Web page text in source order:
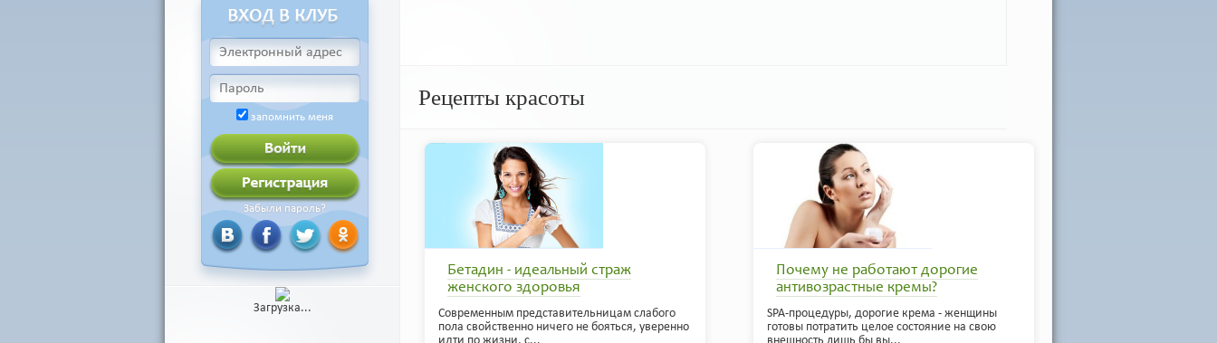
запомнить меня
Забыли пароль?
Загрузка...
Рецепты красоты
Бетадин - идеальный страж
женского здоровья
Современным представительницам слабого
пола свойственно ничего не бояться, уверенно
Почему не работают дорогие
антивозрастные кремы?
SPA-процедуры, дорогие крема - женщины
готовы потратить целое состояние на свою